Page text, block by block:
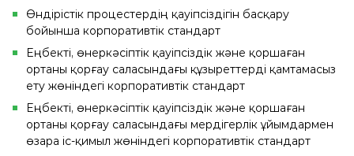
Өндірістік процестердің қауіпсіздігін басқару
бойынша корпоративтік стандарт
Еңбекті, өнеркәсіптік қауіпсіздік және қоршаған
ортаны қорғау саласындағы құзыреттерді қамтамасыз
ету жөніндегі корпоративтік стандарт
Еңбекті, өнеркәсіптік қауіпсіздік және қоршаған
ортаны қорғау саласындағы мердігерлік ұйымдармен
өзара іс-қимыл жөніндегі корпоративтік стандарт